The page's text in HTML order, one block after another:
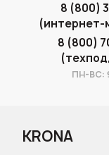
8 (800)
(интернет-
8 (800)
ПН-ВС:
KRONA